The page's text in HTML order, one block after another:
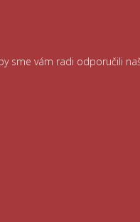
sme vám radi odporučili